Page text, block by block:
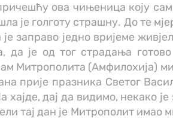
ова чињеница коју
је голготу страшну. До те
заправо једно вријеме
да је од тог страдања
Митрополита (Амфилохија)
прије празника Светог
хајде, дај да видимо, некако
тај дан је Митрополит имао